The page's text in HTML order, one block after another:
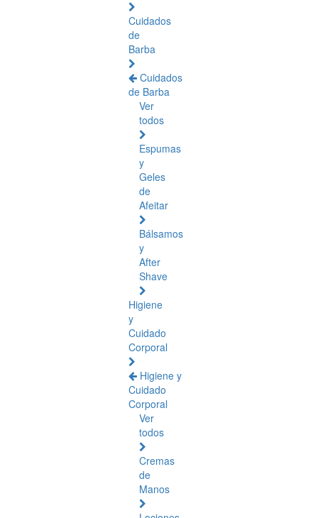
Cuidados
de
Barba
Cuidados
de Barba
Ver
todos
Espumas
y
Geles
de
Afeitar
Bálsamos
y
After
Shave
Higiene
y
Cuidado
Corporal
Higiene y
Cuidado
Corporal
Ver
todos
Cremas
de
Manos